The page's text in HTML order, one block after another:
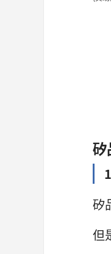
矽
矽
但